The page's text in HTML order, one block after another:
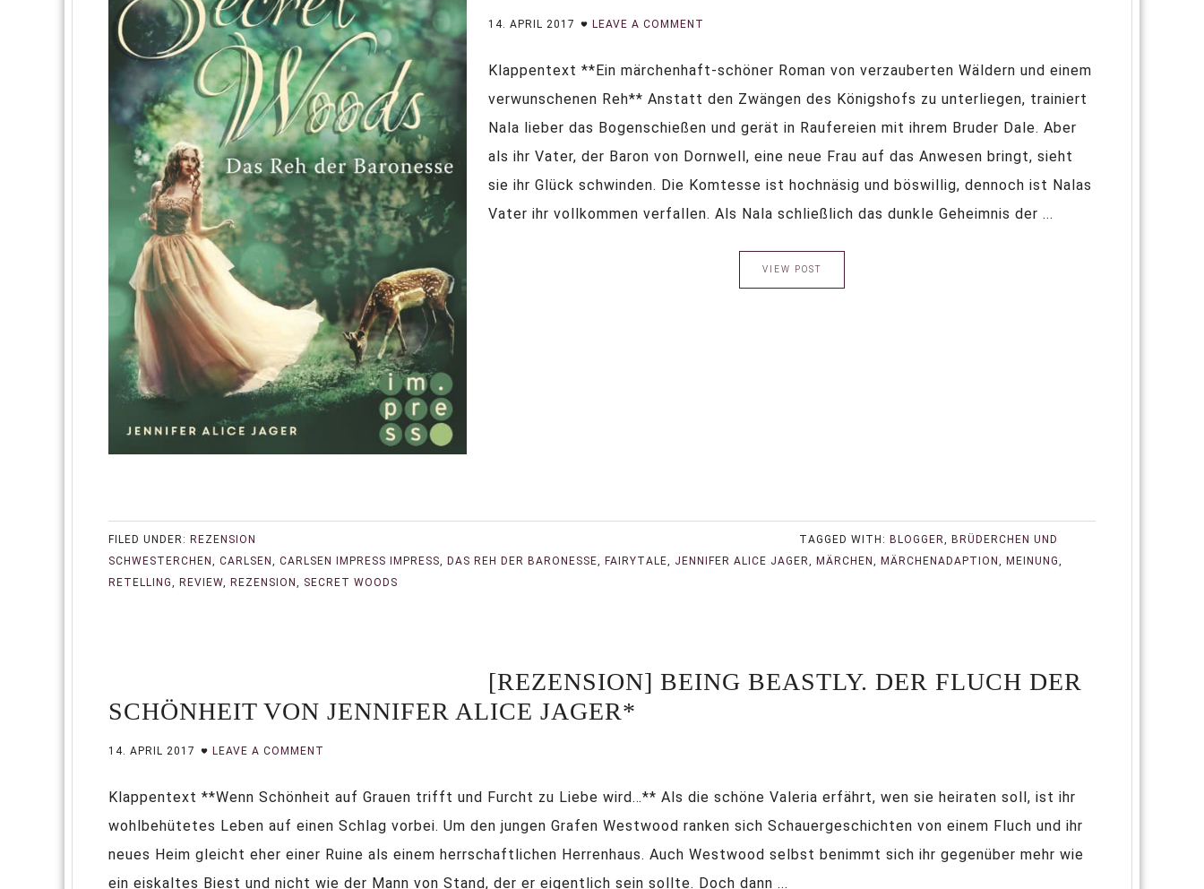
14. APRIL 2017 LEAVE A COMMENT
Klappentext **Ein märchenhaft-schöner Roman von verzauberten Wäldern und einem
verwunschenen Reh** Anstatt den Zwängen des Königshofs zu unterliegen, trainiert
Nala lieber das Bogenschießen und gerät in Raufereien mit ihrem Bruder Dale. Aber
als ihr Vater, der Baron von Dornwell, eine neue Frau auf das Anwesen bringt, sieht
sie ihr Glück schwinden. Die Komtesse ist hochnäsig und böswillig, dennoch ist Nalas
Vater ihr vollkommen verfallen. Als Nala schließlich das dunkle Geheimnis der ...
VIEW POST
FILED UNDER: REZENSION TAGGED WITH: BLOGGER, BRÜDERCHEN UND
SCHWESTERCHEN , CARLSEN , CARLSEN IMPRESS IMPRESS, DAS REH DER BARONESSE, FAIRYTALE, JENNIFER ALICE JAGER, MÄRCHEN , MÄRCHENADAPTION , MEINUNG,
RETELLING, REVIEW, REZENSION , SECRET WOODS
[REZENSION] BEING BEASTLY. DER FLUCH DER
SCHÖNHEIT VON JENNIFER ALICE JAGER*
14. APRIL 2017 LEAVE A COMMENT
Klappentext **Wenn Schönheit auf Grauen trifft und Furcht zu Liebe wird…** Als die schöne Valeria erfährt, wen sie heiraten soll, ist ihr
wohlbehütetes Leben auf einen Schlag vorbei. Um den jungen Grafen Westwood ranken sich Schauergeschichten von einem Fluch und ihr
neues Heim gleicht eher einer Ruine als einem herrschaftlichen Herrenhaus. Auch Westwood selbst benimmt sich ihr gegenüber mehr wie
ein eiskaltes Biest und nicht wie der Mann von Stand, der er eigentlich sein sollte. Doch dann ...